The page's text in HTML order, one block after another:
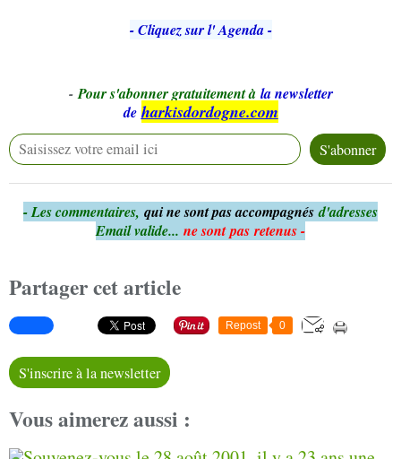
- Cliquez sur l' Agenda -
- Pour s'abonner gratuitement à la newsletter
de harkisdordogne.com
- Les commentaires, qui ne sont pas accompagnésd'adresses
Email valide... ne sont pas retenus -
Partager cet article
Repost 0
S'inscrire à la newsletter
Vous aimerez aussi :